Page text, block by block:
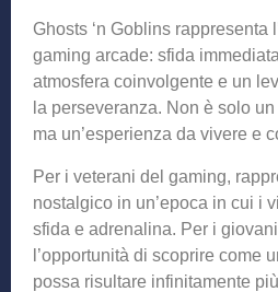
Ghosts ‘n Goblins rappresenta
gaming arcade: sfida
atmosfera coinvolgente e un
la perseveranza. Non è solo
ma un’esperienza da vivere e
Per i veterani del gaming,
nostalgico in un’epoca in cui i
sfida e adrenalina. Per i
l’opportunità di scoprire come
possa risultare infinitamente